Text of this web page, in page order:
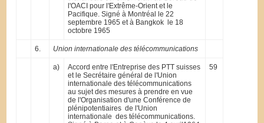
l'OACI pour l'Extrême-Orient et le
Pacifique. Signé à Montréal le 22
septembre 1965 et à Bangkok le 18
octobre 1965
6. Union internationale des télécommunications
a)
Accord entre l'Entreprise des PTT suisses
et le Secrétaire général de l'Union
internationale des télécommunications
au sujet des mesures à prendre en vue
de l'Organisation d'une Conférence de
plénipotentiaires de l'Union
internationale des télécommunications.
59